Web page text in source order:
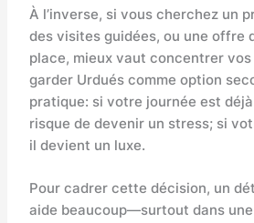
À l’inverse, si vous cherchez un
des visites guidées, ou une offre
place, mieux vaut concentrer
garder Urdués comme option
pratique: si votre journée est
risque de devenir un stress; si
il devient un luxe.
Pour cadrer cette décision, un
aide beaucoup—surtout dans